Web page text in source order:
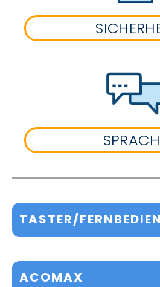
TASTER/
ACOMAX